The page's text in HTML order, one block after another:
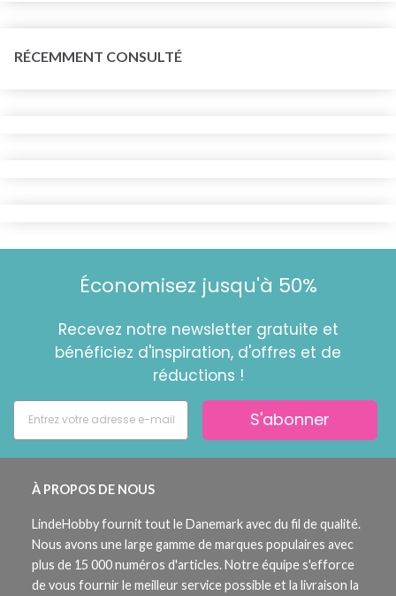
RÉCEMMENT CONSULTÉ
Économisez jusqu'à 50%
Recevez notre newsletter gratuite et
bénéficiez d'inspiration, d'offres et de
réductions !
S'abonner
À PROPOS DE NOUS
LindeHobby fournit tout le Danemark avec du fil de qualité.
Nous avons une large gamme de marques populaires avec
plus de 15 000 numéros d'articles. Notre équipe s'efforce
de vous fournir le meilleur service possible et la livraison la